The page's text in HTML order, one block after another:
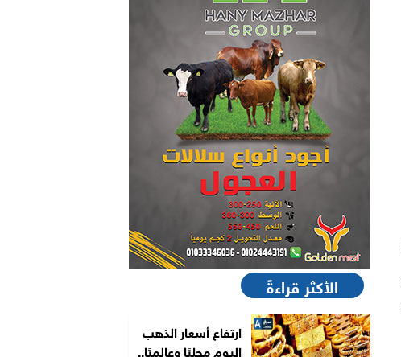
الأكثر قراءةً
ارتفاع أسعار الذهب
اليوم محليًا وعالميًا..